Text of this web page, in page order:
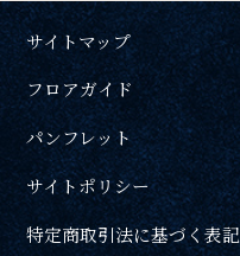
アクセス
Sightseeing
周辺観光
Gallery
チェックイン日 - チェ
一部屋あたりのご利用
サイトマップ
フロアガイド
パンフレット
サイトポリシー
特定商取引法に基づく表記